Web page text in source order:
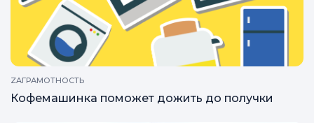
ZAГРАМОТНОСТЬ
Кофемашинка поможет дожить до получки